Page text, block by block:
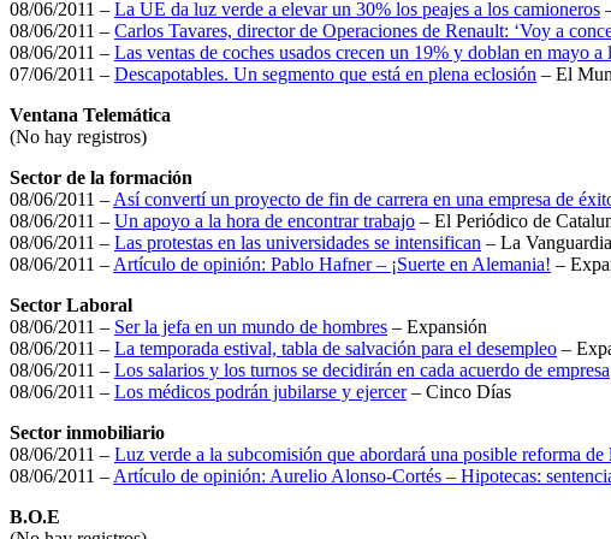
08/06/2011 – La UE da luz verde a elevar un 30% los peajes a los camioneros
08/06/2011 – Carlos Tavares, director de Operaciones de Renault: ‘Voy a
08/06/2011 – Las ventas de coches usados crecen un 19% y doblan en mayo a
07/06/2011 – Descapotables. Un segmento que está en plena eclosión – El
Ventana Telemática
(No hay registros)
Sector de la formación
08/06/2011 – Así convertí un proyecto de fin de carrera en una empresa de
08/06/2011 – Un apoyo a la hora de encontrar trabajo – El Periódico de
08/06/2011 – Las protestas en las universidades se intensifican – La Vanguardia
08/06/2011 – Artículo de opinión: Pablo Hafner – ¡Suerte en Alemania! –
Sector Laboral
08/06/2011 – Ser la jefa en un mundo de hombres – Expansión
08/06/2011 – La temporada estival, tabla de salvación para el desempleo –
08/06/2011 – Los salarios y los turnos se decidirán en cada acuerdo de empresa
08/06/2011 – Los médicos podrán jubilarse y ejercer– Cinco Días
Sector inmobiliario
08/06/2011 – Luz verde a la subcomisión que abordará una posible reforma
08/06/2011 – Artículo de opinión: Aurelio Alonso-Cortés – Hipotecas:
B.O.E